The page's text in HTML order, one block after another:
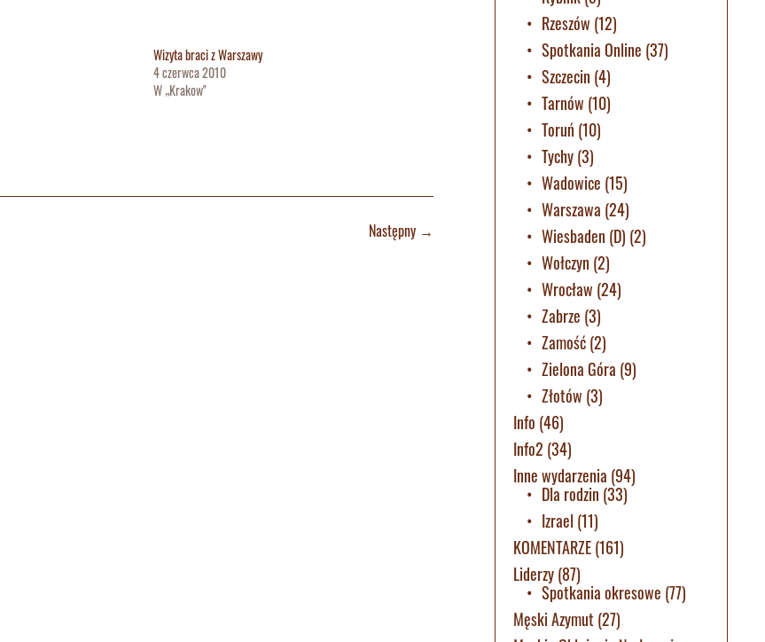
Wizyta braci z Warszawy
4 czerwca 2010
W „Krakow"
Następny→
Rzeszów (12)
Spotkania Online (37)
Szczecin (4)
Tarnów (10)
Toruń (10)
Tychy(3)
Wadowice (15)
Warszawa (24)
Wiesbaden (D) (2)
Wołczyn (2)
Wrocław (24)
Zabrze (3)
Zamość(2)
Zielona Góra (9)
Złotów (3)
Info (46)
Info2 (34)
Inne wydarzenia (94)
Dla rodzin (33)
Izrael (11)
KOMENTARZE(161)
Liderzy(87)
Spotkania okresowe (77)
Męski Azymut (27)